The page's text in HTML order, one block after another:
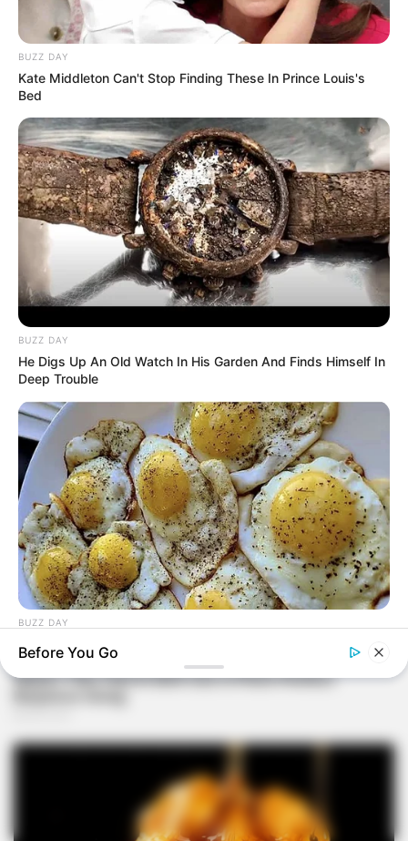
BUZZ DAY
Kate Middleton Can't Stop Finding These In Prince Louis's
Bed
BUZZ DAY
He Digs Up An Old Watch In His Garden And Finds Himself In
Deep Trouble
BUZZ DAY
When You Eat Eggs Every Day, This Is What Happens To
Your Body
Before You Go